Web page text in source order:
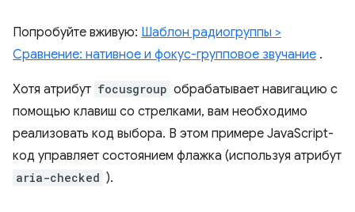
Попробуйте вживую: Шаблон радиогруппы >
Сравнение: нативное и фокус-групповое звучание .
Хотя атрибут focusgroup обрабатывает навигацию с
помощью клавиш со стрелками, вам необходимо
реализовать код выбора. В этом примере JavaScript-
код управляет состоянием флажка (используя атрибут
aria-checked ).